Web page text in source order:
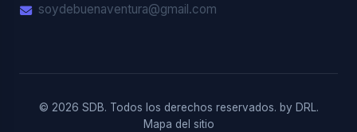
soydebuenaventura@gmail.com
© 2026 SDB. Todos los derechos reservados. by DRL.
Mapa del sitio